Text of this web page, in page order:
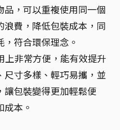
，可以重複使用同一個
費，降低包裝成本，同
符合環保理念。
上非常方便，能有效提升
寸多樣、輕巧易攜，並
包裝變得更加輕鬆便
本。